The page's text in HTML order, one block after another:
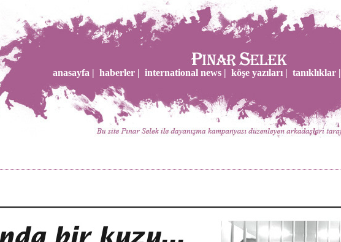
anasayfa | haberler | international news | köşe yazıları | tanıklıklar |